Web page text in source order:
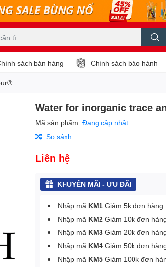
sách bán hàng Chính sách bảo hành
Water for inorganic trace
Mã sản phẩm:Đang cập nhật
So sánh
Liên hệ
KHUYẾN MÃI - ƯU ĐÃI
Nhập mã KM1 Giảm 5k đơn
Nhập mã KM2 Giảm 10k đơn
Nhập mã KM3 Giảm 20k đơn
Nhập mã KM4 Giảm 50k đơn
Nhập mã KM5 Giảm 100k đơn